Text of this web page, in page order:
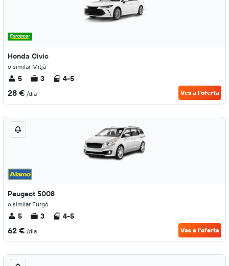
Honda Civic
o similar Mitjà
5 3 4-5
28 € /dia Ves a l'oferta
Peugeot 5008
o similar Furgó
5 3 4-5
62 € /dia Ves a l'oferta